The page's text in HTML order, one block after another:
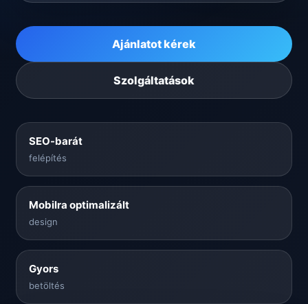
Ajánlatot kérek
Szolgáltatások
SEO-barát
felépítés
Mobilra optimalizált
design
Gyors
betöltés